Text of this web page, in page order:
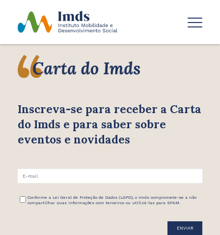
Inscreva-se para receber a Carta
do Imds e para saber sobre
eventos e novidades
Conforme a Lei Geral de Proteção de Dados (LGPD), o Imds compromete-se a não
compartilhar suas informações com terceiros ou utilizá-las para SPAM.